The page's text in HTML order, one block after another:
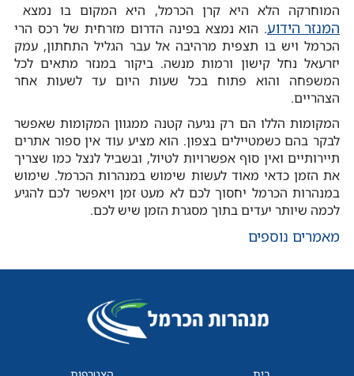
המוחרקה הלא היא קרן הכרמל, היא המקום בו נמצא
המנזר הידוע. הוא נמצא בפינה הדרום מזרחית של רכס הרי
הכרמל ויש בו תצפית מרהיבה אל עבר הגליל התחתון, עמק
יזרעאל נחל קישון ורמות מנשה. ביקור במנזר מתאים לכל
המשפחה והוא פתוח בכל שעות היום עד לשעות אחר
הצהריים.
המקומות הללו הם רק נגיעה קטנה ממגוון המקומות שאפשר
לבקר בהם כשמטיילים בצפון. הוא מציע עוד אין ספור אתרים
תיירותיים ואין סוף אפשרויות לטיול, ובשביל לנצל כמו שצריך
את הזמן כדאי מאוד לעשות שימוש במנהרות הכרמל. שימוש
במנהרות הכרמל יחסוך לכם לא מעט זמן ויאפשר לכם להגיע
לכמה שיותר יעדים בתוך מסגרת הזמן שיש לכם.
מאמרים נוספים